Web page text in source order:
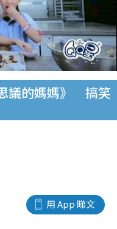
議的媽媽》 搞笑
用 App 睇文